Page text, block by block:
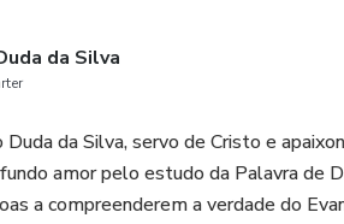
da Silva
da Silva, servo de Cristo e
amor pelo estudo da Palavra de
a compreenderem a verdade do